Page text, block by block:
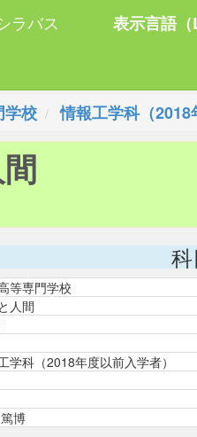
ラバス 表示言語
学校 情報工学科（
等専門学校
人間
学科（2018年度以前入学者）
博